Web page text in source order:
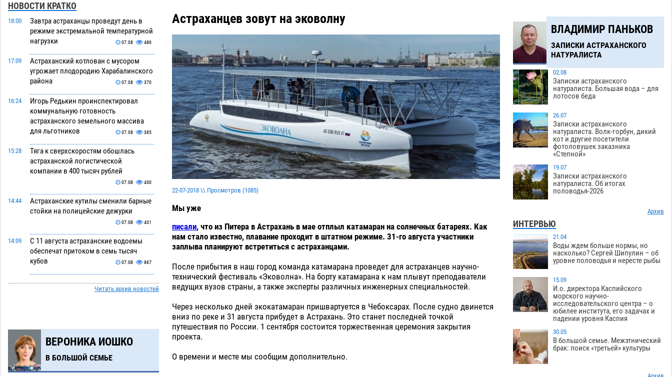
НОВОСТИ КРАТКО
18:00
Завтра астраханцы проведут день в
режиме экстремальной температурной
нагрузки
07.08 486
17:09
Астраханский котлован с мусором
угрожает плодородию Харабалинского
района
07.08 370
16:24
Игорь Редькин проинспектировал
коммунальную готовность
астраханского земельного массива
для льготников
07.08 385
15:28
Тяга к сверхскоростям обошлась
астраханской логистической
компании в 400 тысяч рублей
07.08 430
14:44
Астраханские кутилы сменили барные
стойки на полицейские дежурки
07.08 431
14:09
С 11 августа астраханские водоемы
обеспечат притоком в семь тысяч
кубов
07.08 867
Астраханский аэропорт попробует
отбиться от ворон в апелляционном
древнюю помойку
11:58
В Астрахани подросток угнал
мотоцикл и похитил чужие мобильник
с банковскими картами
07.08 391
Читать архив новостей
ВЕРОНИКА ИОШКО
В БОЛЬШОЙ СЕМЬЕ
Астраханцев зовут на эковолну
22-07-2018 \\ Просмотров (1085)
Мы уже
писали, что из Питера в Астрахань в мае отплыл катамаран на солнечных батареях. Как
нам стало известно, плавание проходит в штатном режиме. 31-го августа участники
заплыва планируют встретиться с астраханцами.
После прибытия в наш город команда катамарана проведет для астраханцев научно-
технический фестиваль «Эковолна». На борту катамарана к нам плывут преподаватели
ведущих вузов страны, а также эксперты различных инженерных специальностей.
Через несколько дней экокатамаран пришвартуется в Чебоксарах. После судно двинется
вниз по реке и 31 августа прибудет в Астрахань. Это станет последней точкой
путешествия по России. 1 сентября состоится торжественная церемония закрытия
проекта.
О времени и месте мы сообщим дополнительно.
ВЛАДИМИР ПАНЬКОВ
ЗАПИСКИ АСТРАХАНСКОГО
НАТУРАЛИСТА
02.08
Записки астраханского
натуралиста. Большая вода – для
лотосов беда
26.07
Записки астраханского
натуралиста. Волк-горбун, дикий
кот и другие посетители
фотоловушек заказника
«Степной»
19.07
Записки астраханского
натуралиста. Об итогах
половодья-2026
Архив
ИНТЕРВЬЮ
21.04
Воды ждем больше нормы, но
насколько? Сергей Шипулин – об
уровне половодья и нересте рыбы
15.09
И.о. директора Каспийского
морского научно-
исследовательского центра – о
юбилее института, его задачах и
падении уровня Каспия
30.05
В большой семье. Межэтнический
брак: поиск «третьей» культуры